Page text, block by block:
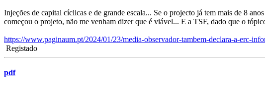
Injeções de capital cíclicas e de grande escala... Se o projecto já tem mais de 8
começou o projeto, não me venham dizer que é viável... E a TSF, dado que o
https://www.paginaum.pt/2024/01/23/media-observador-tambem-declara-a-erc-
Registado
pdf